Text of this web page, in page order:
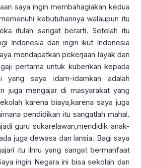
saya ingin membahagiakan kedua
kebutuhannya walaupun itu
itulah sangat berarti. Setelah itu
Indonesia dan ingin ikut Indonesia
mendapatkan pekerjaan layak dan
pertama untuk kuberikan kepada
yang saya idam-idamkan adalah
juga mengajar di masyarakat yang
karena biaya,karena saya juga
pendidikan itu sangatlah mahal.
guru sukarelawan,mendidik anak-
juga dewasa dan lansia. Bagi saya
itu ilmu yang sangat bermanfaat
ingin Negara ini bisa sekolah dan